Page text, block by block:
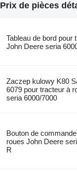
Prix de pièces
Tableau de bord pour
John Deere seria
Zaczep kulowy K80
6079 pour tracteur à
seria 6000/7000
Bouton de
roues John Deere
R